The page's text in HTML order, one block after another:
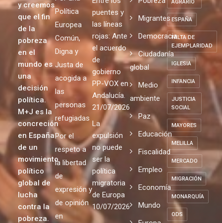
y creemos
que el fin
de la
pobreza
en el
mundo es
una
decisión
política.
M+J es la
concreción
en España
de un
movimiento
político
global de
lucha
contra la
pobreza.
Política
Europea
Común,
Digna y
Justa de
acogida a
las
personas
refugiadas
Por el
respeto a
la libertad
de
expresión y
de opinión
en
puentes y
las líneas
rojas: Ante
el acuerdo
de
gobierno
PP-VOX en
Andalucía.
21/07/2026
La
expulsión
no puede
ser la
política
migratoria
de Europa
10/07/2026
Migrantes
Democracia
Ciudadanía
global
Medio
ambiente
Paz
Educación
Fiscalidad
Empleo
Economía
Mundo
AGRARIO
ESPAÑA
FALTA DE
EJEMPLARIDAD
IGLESIA
INFANCIA
JUSTICIA
SOCIAL
MAYORES
MELILLA
MERCADO
MIGRACIÓN
MONARQUÍA
ODS